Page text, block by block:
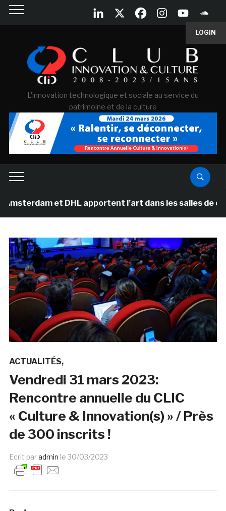
LOGIN
L'innovation technologique et sociale au service du
patrimoine et de la culture
et DHL apportent l’art dans les salles de classe
ACTUALITÉS
Vendredi 31 mars 2023:
Rencontre annuelle du CLIC
« Culture & Innovation(s) » / Près
de 300 inscrits !
Ecrit paradmin le 30/03/2023